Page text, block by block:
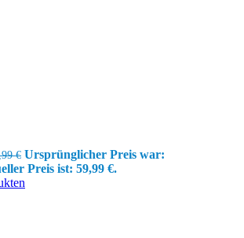
€ Ursprünglicher Preis war:
Preis ist: 59,99 €.